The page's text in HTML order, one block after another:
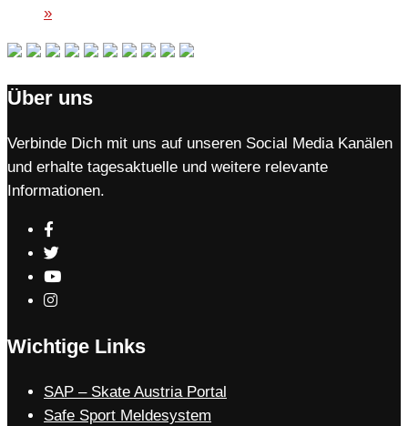
»
Über uns
Verbinde Dich mit uns auf unseren Social Media Kanälen
und erhalte tagesaktuelle und weitere relevante
Informationen.
Wichtige Links
SAP – Skate Austria Portal
Safe Sport Meldesystem